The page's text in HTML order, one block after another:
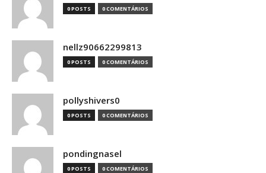
0 POSTS 0 COMENTÁRIOS
nellz90662299813
0 POSTS 0 COMENTÁRIOS
pollyshivers0
0 POSTS 0 COMENTÁRIOS
pondingnasel
0 POSTS 0 COMENTÁRIOS